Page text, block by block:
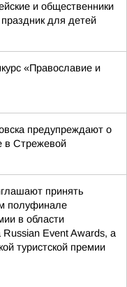
и общественники
для детей
«Православие и
предупреждают о
в Стрежевой
принять
полуфинале
в области
Russian Event Awards, а
туристской премии